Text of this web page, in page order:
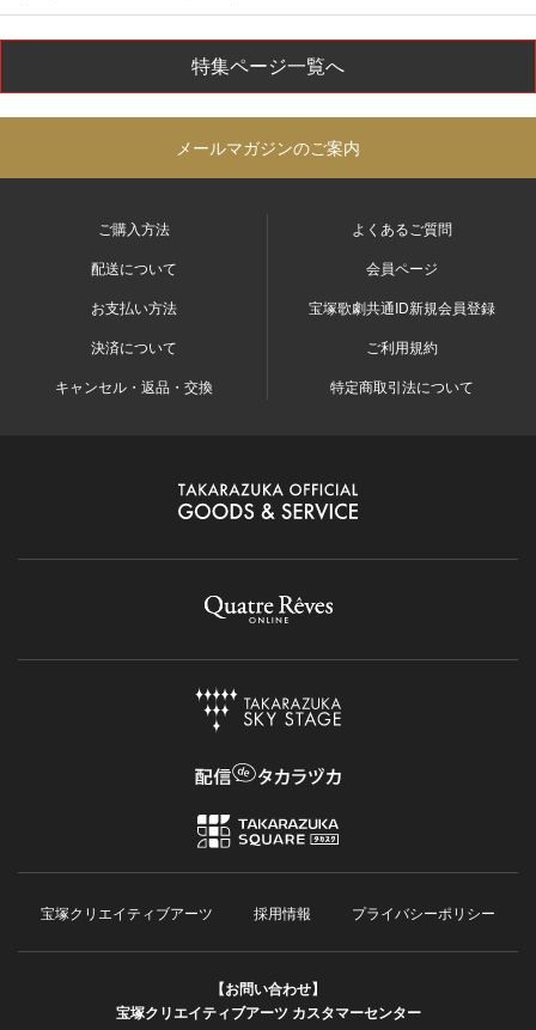
特集ページ一覧へ
メールマガジンのご案内
ご購入方法
配送について
お支払い方法
決済について
キャンセル・返品・交換
よくあるご質問
会員ページ
宝塚歌劇共通ID新規会員登録
ご利用規約
特定商取引法について
宝塚クリエイティブアーツ 採用情報 プライバシーポリシー
【お問い合わせ】
宝塚クリエイティブアーツ カスタマーセンター